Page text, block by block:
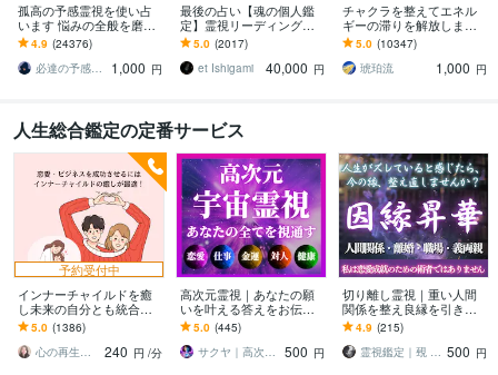
孤高の予感霊視を使い占
います 悩みの全般を磨き
上げ、研ぎ澄ました予感
より霊視により導きます
4.9 (24376)
必達の予感霊視 渡邊 潤一
1,000 円
最後の占い【魂の個人鑑
定】霊視リーディング承
ります 運命の地図を手
に、輝く人生を創る｜魂
の全体像を紐解く鑑定
5.0 (2017)
et Ishigami
40,000 円
チャクラを整えてエネル
ギーの滞りを解放します 7
割超リピート！人生を変
えたい人のエネルギー調
整
5.0 (10347)
琥珀流
1,000 円
人生総合鑑定の定番サービス
予約受付中
インナーチャイルドを癒
し未来の自分とも統合し
ます 両親へのネガティブ
な感情が お金や人間関係
に影響してる？
5.0 (1386)
心の再生セラピスト YASUKO
240 円 /分
高次元霊視｜あなたの願
いを叶える答えをお伝え
します 恋愛・仕事・金
運・人間関係など｜あな
たを願望成就へ導く霊視
5.0 (445)
サクヤ｜高次元スピリット
500 円
切り離し霊視｜重い人間
関係を整え良縁を引き寄
せます もう終わらせた
い。過去・執着・重荷を
霊視で整理し新しい一歩
4.9 (215)
霊視鑑定｜覡 Heun（ヘウン） 500 円